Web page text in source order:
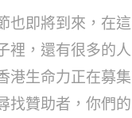
也即將到來，在這
裡，還有很多的人
港生命力正在募集
找贊助者，你們的